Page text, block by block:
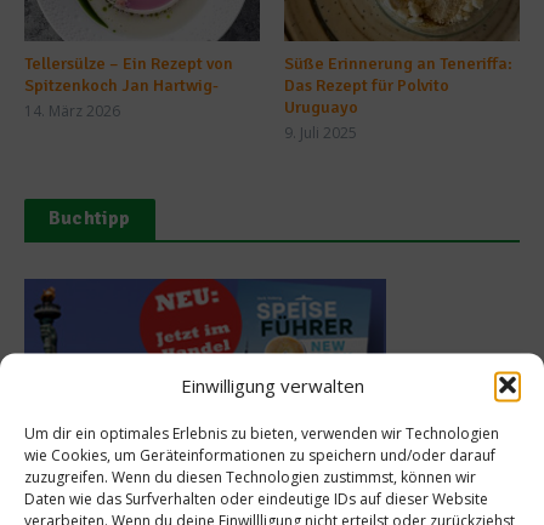
Einwilligung verwalten
Um dir ein optimales Erlebnis zu bieten, verwenden wir Technologien
wie Cookies, um Geräteinformationen zu speichern und/oder darauf
zuzugreifen. Wenn du diesen Technologien zustimmst, können wir
Daten wie das Surfverhalten oder eindeutige IDs auf dieser Website
verarbeiten. Wenn du deine Einwillligung nicht erteilst oder zurückziehst,
Tellersülze – Ein Rezept von
Spitzenkoch Jan Hartwig-
14. März 2026
Süße Erinnerung an Teneriffa:
Das Rezept für Polvito
Uruguayo
9. Juli 2025
Buchtipp